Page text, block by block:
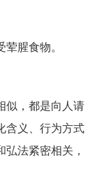
腥食物。
似，都是向人请
含义、行为方式
法紧密相关，